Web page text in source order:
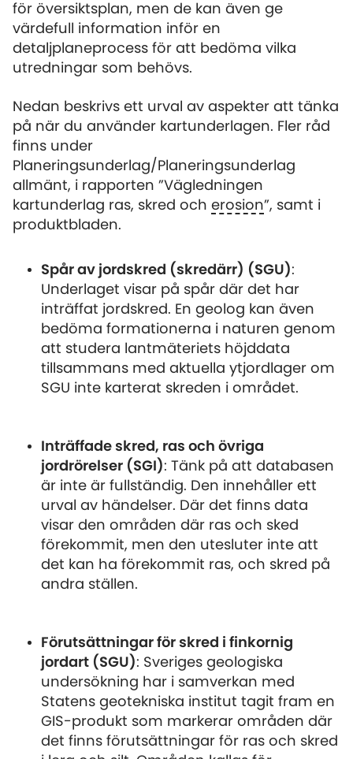
för översiktsplan, men de kan även ge
värdefull information inför en
detaljplaneprocess för att bedöma vilka
utredningar som behövs.
Nedan beskrivs ett urval av aspekter att tänka
på när du använder kartunderlagen. Fler råd
finns under
Planeringsunderlag/Planeringsunderlag
allmänt, i rapporten ”Vägledningen
kartunderlag ras, skred och erosion”, samt i
produktbladen.
Spår av jordskred (skredärr) (SGU):
Underlaget visar på spår där det har
inträffat jordskred. En geolog kan även
bedöma formationerna i naturen genom
att studera lantmäteriets höjddata
tillsammans med aktuella ytjordlager om
SGU inte karterat skreden i området.
Inträffade skred, ras och övriga
jordrörelser (SGI): Tänk på att databasen
är inte är fullständig. Den innehåller ett
urval av händelser. Där det finns data
visar den områden där ras och sked
förekommit, men den utesluter inte att
det kan ha förekommit ras, och skred på
andra ställen.
Förutsättningar för skred i finkornig
jordart (SGU): Sveriges geologiska
undersökning har i samverkan med
Statens geotekniska institut tagit fram en
GIS-produkt som markerar områden där
det finns förutsättningar för ras och skred